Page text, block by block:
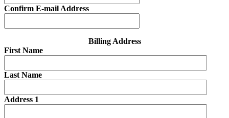
Confirm E-mail Address
Billing Address
First Name
Last Name
Address 1